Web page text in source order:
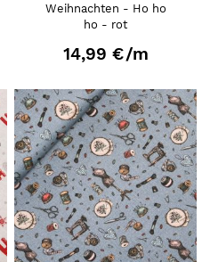
Weihnachten - Ho ho
ho - rot
14,99 €/m